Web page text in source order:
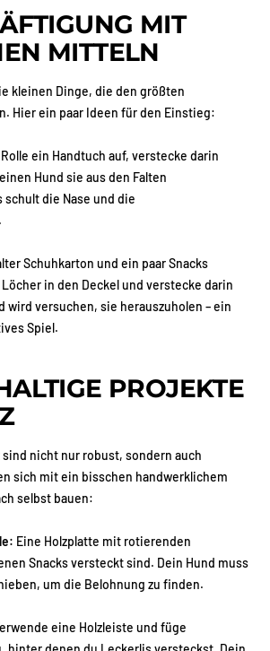
MIT
MITTELN
kleinen Dinge, die den größten
Hier ein paar Ideen für den Einstieg:
Rolle ein Handtuch auf, verstecke darin
Hund sie aus den Falten
schult die Nase und die
Schuhkarton und ein paar Snacks
in den Deckel und verstecke darin
wird versuchen, sie herauszuholen – ein
Spiel.
PROJEKTE
sind nicht nur robust, sondern auch
sich mit ein bisschen handwerklichem
selbst bauen:
Eine Holzplatte mit rotierenden
Snacks versteckt sind. Dein Hund muss
um die Belohnung zu finden.
eine Holzleiste und füge